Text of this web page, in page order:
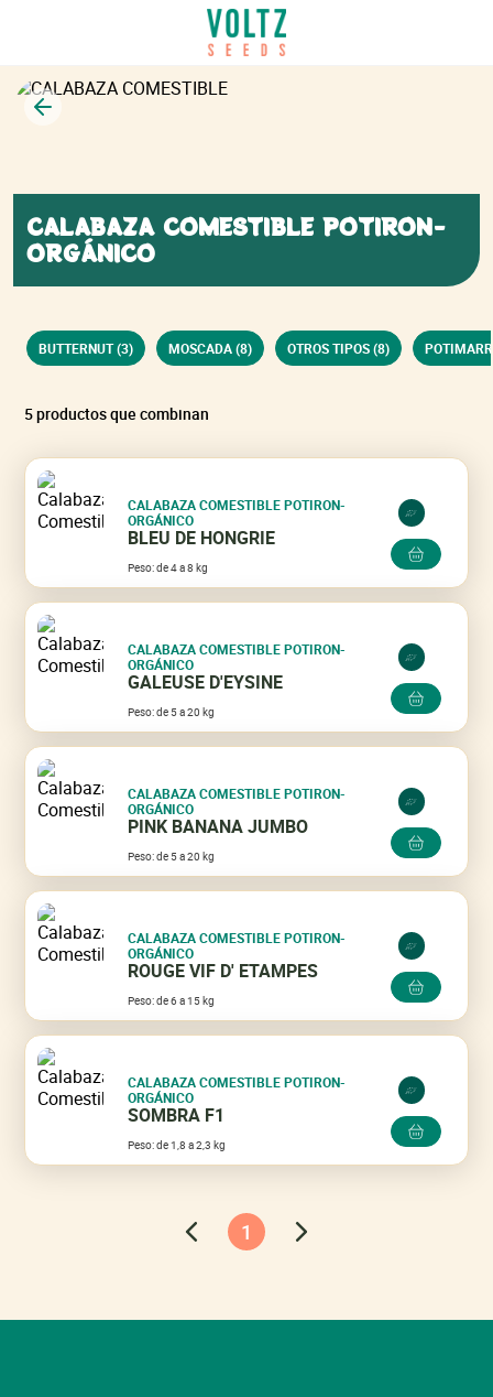
Volver
CALABAZA COMESTIBLE POTIRON-
ORGÁNICO
BUTTERNUT (3) MOSCADA (8) OTROS TIPOS (8)
5 productos que combinan
CALABAZA COMESTIBLE POTIRON-
ORGÁNICO
BLEU DE HONGRIE
Peso: de 4 a 8 kg
CALABAZA COMESTIBLE POTIRON-
ORGÁNICO
GALEUSE D'EYSINE
Peso: de 5 a 20 kg
CALABAZA COMESTIBLE POTIRON-
ORGÁNICO
PINK BANANA JUMBO
Peso: de 5 a 20 kg
CALABAZA COMESTIBLE POTIRON-
ORGÁNICO
ROUGE VIF D' ETAMPES
Peso: de 6 a 15 kg
CALABAZA COMESTIBLE POTIRON-
ORGÁNICO
SOMBRA F1
Peso: de 1,8 a 2,3 kg
1
Lo sentimos, la variedad ya no está en el